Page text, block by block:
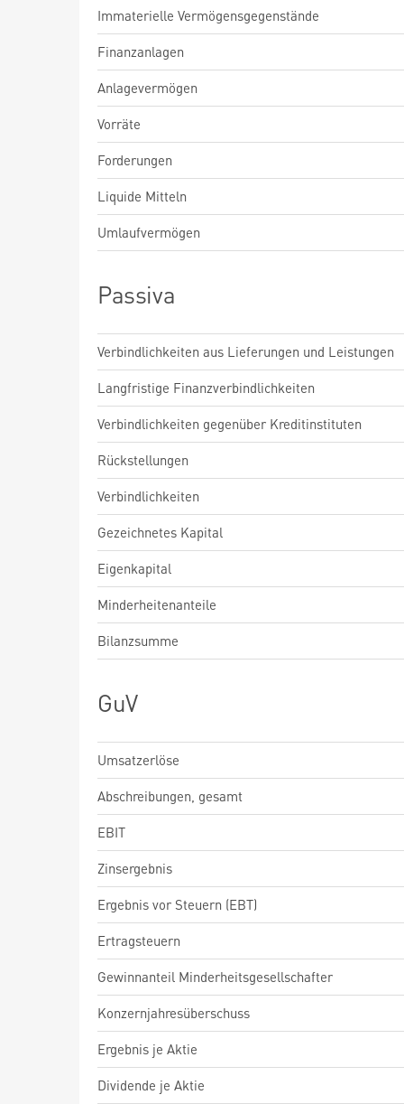
Immaterielle Vermögensgegenstände
Finanzanlagen
Anlagevermögen
Vorräte
Forderungen
Liquide Mitteln
Umlaufvermögen
Passiva
Verbindlichkeiten aus Lieferungen und Leistungen
Langfristige Finanzverbindlichkeiten
Verbindlichkeiten gegenüber Kreditinstituten
Rückstellungen
Verbindlichkeiten
Gezeichnetes Kapital
Eigenkapital
Minderheitenanteile
Bilanzsumme
GuV
Umsatzerlöse
Abschreibungen, gesamt
EBIT
Zinsergebnis
Ergebnis vor Steuern (EBT)
Ertragsteuern
Gewinnanteil Minderheitsgesellschafter
Konzernjahresüberschuss
Ergebnis je Aktie
Dividende je Aktie